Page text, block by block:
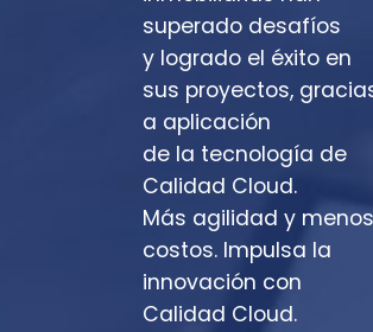
superado desafíos
y logrado el éxito en
sus proyectos,
a aplicación
de la tecnología de
Calidad Cloud.
Más agilidad y menos
costos. Impulsa la
innovación con
Calidad Cloud.